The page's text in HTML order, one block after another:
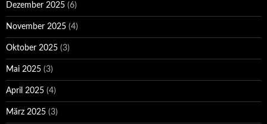
Dezember 2025 (6)
November 2025 (4)
Oktober 2025 (3)
Mai 2025 (3)
April 2025 (4)
März 2025 (3)